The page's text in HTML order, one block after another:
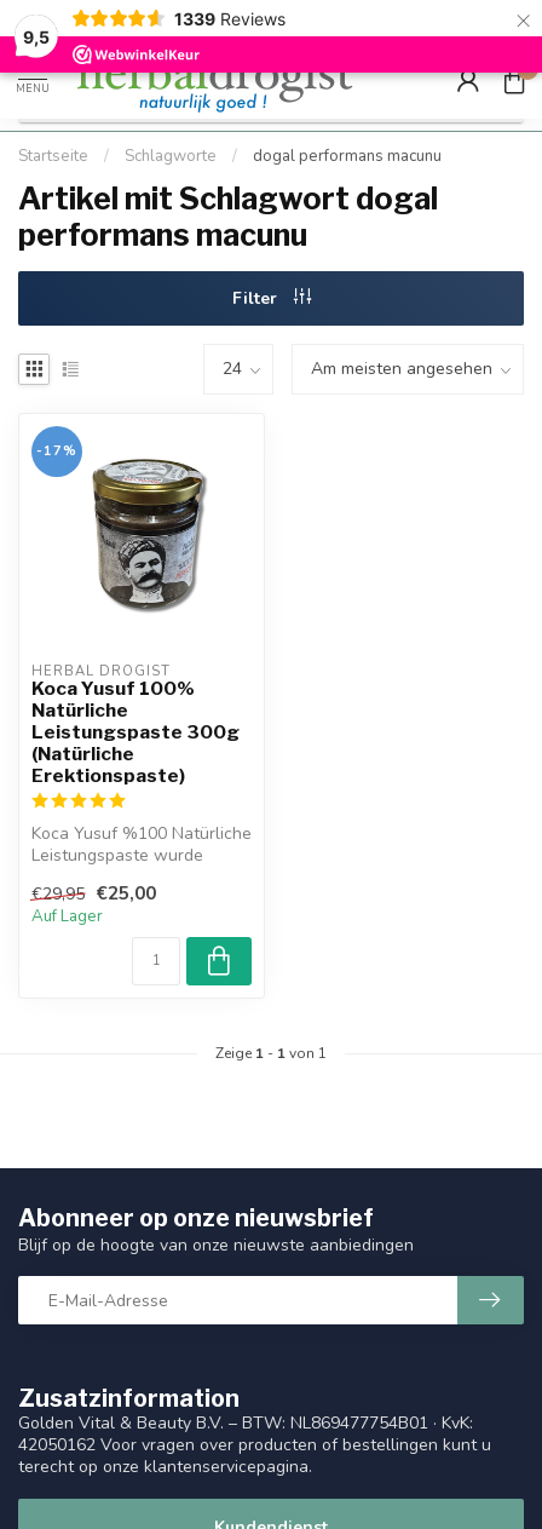
9,5
1339 Reviews ×
Kostenloser DE-Versand ab Mindestbestellwert |
Schnell geliefert
Minimum
Hızlı
MENU
0
Startseite / Schlagworte / dogal performans macunu
Artikel mit Schlagwort dogal
performans macunu
Filter
-17%
HERBAL DROGIST
Koca Yusuf 100%
Natürliche
Leistungspaste 300g
(Natürliche
Erektionspaste)
Koca Yusuf %100 Natürliche
Leistungspaste wurde
entwickelt. ...
€29,95 €25,00
Auf Lager
Zeige 1 - 1von 1
Zusatzinformation
Golden Vital & Beauty B.V. – BTW: NL869477754B01 · KvK:
42050162 Voor vragen over producten of bestellingen kunt u
terecht op onze klantenservicepagina.
Abonneer op onze nieuwsbrief
Blijf op de hoogte van onze nieuwste aanbiedingen